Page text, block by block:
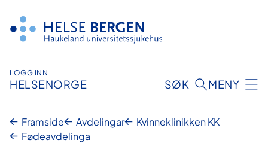
innhald
LOGG INN
HELSENORGE SØK MENY
Framside Avdelingar
Kvinneklinikken KK
Fødeavdelinga